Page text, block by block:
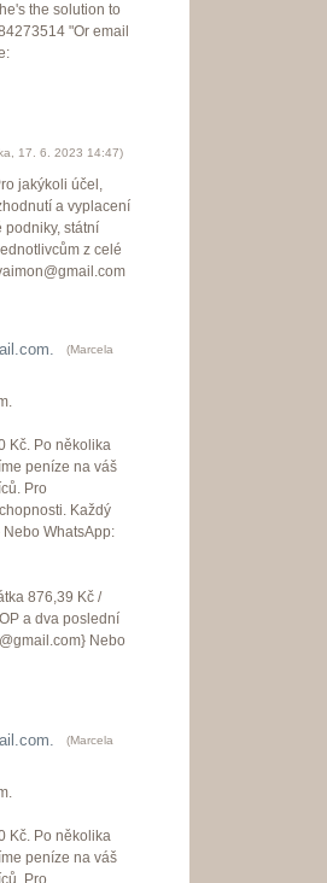
the solution to
"Or email
17. 6. 2023 14:47)
jakýkoli účel,
a vyplacení
podniky, státní
z celé
(Marcela
Kč. Po několika
peníze na váš
Pro
Každý
WhatsApp:
876,39 Kč /
a dva poslední
Nebo
(Marcela
Kč. Po několika
peníze na váš
Pro